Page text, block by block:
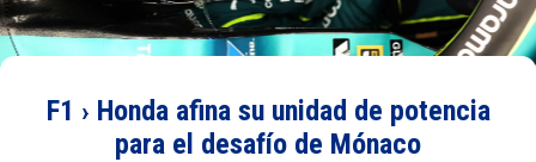
F1 › Honda afina su unidad de potencia
para el desafío de Mónaco